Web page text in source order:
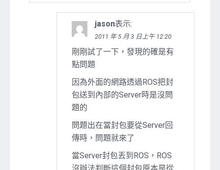
jason表示:
2011 年 5 月 3 日上午 12:20
剛剛試了一下，發現的確是有
點問題
因為外面的網路透過ROS把封
包送到內部的Server時是沒問
題的
問題出在當封包要從Server回
傳時，問題就來了
當Server封包丟到ROS，ROS